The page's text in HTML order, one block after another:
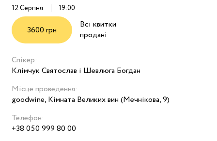
12 Серпня 19:00
3600 грн
Всі квитки
продані
Спікер:
Клімчук Святослав і Шевлюга Богдан
Місце проведення:
goodwine, Кімната Великих вин (Мечнікова, 9)
Телефон:
+38 050 999 80 00